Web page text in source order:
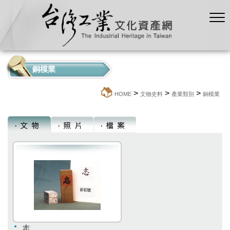
銅模業
HOME > 文物史料 > 產業類別 > 銅模業
志